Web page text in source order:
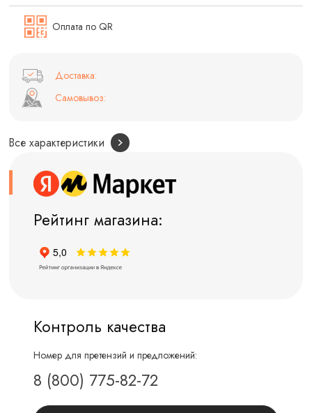
Оплата по QR
Доставка:
Самовывоз:
Все характеристики
Рейтинг магазина:
Контроль качества
Номер для претензий и предложений:
8 (800) 775-82-72